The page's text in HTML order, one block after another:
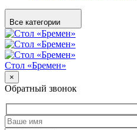
Все категории
Стол «Бремен»
×
Обратный звонок